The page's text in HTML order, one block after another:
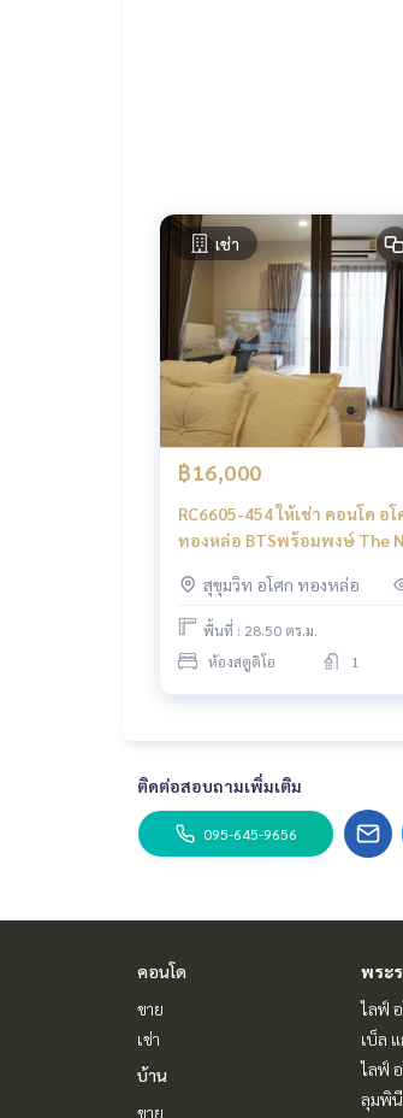
นกันเป็นระบบเครือข่าย และใช้เ
เช่า
฿16,000
RC6605-454 ให้เช่า คอนโด อโ
ทองหล่อ BTSพร้อมพงษ์ The
สุขุมวิท อโศก ทองหล่อ
พื้นที่ : 28.50 ตร.ม.
ห้องสตูดิโอ
1
ติดต่อสอบถามเพิ่มเติม
095-645-9656
คอนโด
ขาย
เช่า
บ้าน
ขาย
พระ
ไลฟ์
เบ็ล
ไลฟ์
ลุมพินี